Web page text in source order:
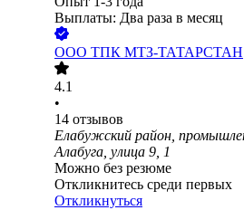
Выплаты: Два раза в месяц
ООО ТПК МТЗ-ТАТАРСТАН
4.1
•
14 отзывов
Елабужский район,
Алабуга, улица 9, 1
Можно без резюме
Откликнитесь среди первых
Откликнуться